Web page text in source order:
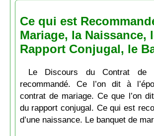
Ce qui est
Mariage, la Naissance,
Rapport Conjugal, le
Le Discours du Contrat de
recommandé. Ce l’on dit à
contrat de mariage. Ce que l’on
du rapport conjugal. Ce qui est
d’une naissance. Le banquet de